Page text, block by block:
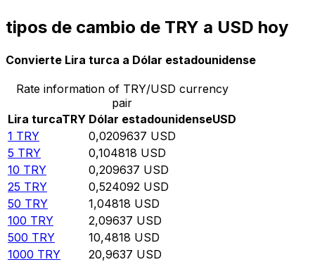
tipos de cambio de TRY a USD hoy
Convierte Lira turca a Dólar estadounidense
Rate information of TRY/USD currency
pair
Lira turcaTRY Dólar estadounidenseUSD
1 TRY 0,0209637 USD
5 TRY 0,104818 USD
10 TRY 0,209637 USD
25 TRY 0,524092 USD
50 TRY 1,04818 USD
100 TRY 2,09637 USD
500 TRY 10,4818 USD
1000 TRY 20,9637 USD